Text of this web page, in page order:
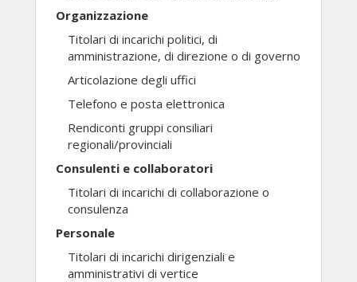
Organizzazione
Titolari di incarichi politici, di
amministrazione, di direzione o di governo
Articolazione degli uffici
Telefono e posta elettronica
Rendiconti gruppi consiliari
regionali/provinciali
Consulenti e collaboratori
Titolari di incarichi di collaborazione o
consulenza
Personale
Titolari di incarichi dirigenziali e
amministrativi di vertice